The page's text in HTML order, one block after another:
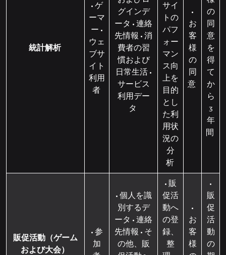
統計解析
• ゲ
ーマ
ー •
ウェ
ブサ
イト
利用
者
グインデ
ータ • 連絡
先情報 • 消
費者の習
慣および
日常生活 •
サービス
利用デー
タ
サイ
トの
パフ
ォー
マン
ス向
上を
目的
とし
た利
用状
況の
分
析
•
お
客
様
の
同
意
の
同
意
を
得
て
か
ら
3
年
間
販促活動（ゲーム
および大会）
• 参
加
• 個人を識
別するデ
ータ • 連絡
先情報 • そ
の他、販
• 販
促活
動へ
の登
録、
整
•
お
客
様
•
販
促
活
動
の